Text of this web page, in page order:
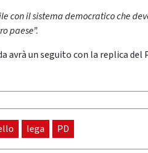
il sistema democratico che
paese”.
avrà un seguito con la replica del
lega PD